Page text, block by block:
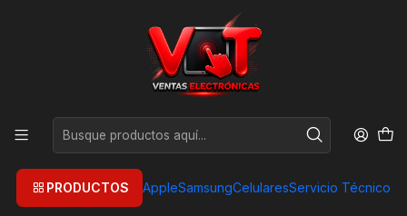
PRODUCTOS AppleSamsungCelularesServicio Técnico